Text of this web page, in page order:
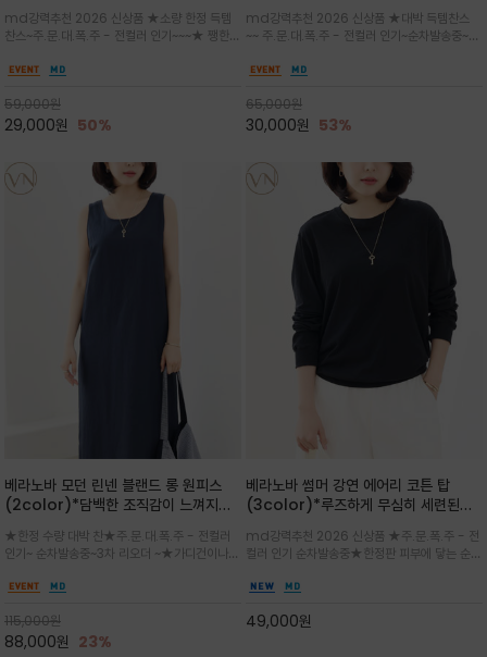
고 자연스러운 멋이 있는 핏으로 여름내
내 편하고 감각적으로 입으세요
md강력추천 2026 신상품 ★소량 한정 득템
찬스~주.문.대.폭.주 - 전컬러 인기~~~★ 쨍한듯
내추럴한 컬러감이 매력적인 티셔츠/여유로운
59,000원
29,000원 50%
워크 (Line Work) & 스케치/감각적
인 아트워크 프린트가 시선을 끄는 루즈
핏 강연티셔츠
md강력추천 2026 신상품 ★대박 득템찬스
~~ 주.문.대.폭.주 - 전컬러 인기~순차발송중~★
한 착용감을 선사하며, 자연스럽게 떨어지는 실루
으로도 포인트가 되며, 데일리 활
65,000원
30,000원 53%
베라노바 모던 린넨 블랜드 롱 원피스
(2color)*담백한 조직감이 느껴지는
롱 원피스
★한정 수량 대박 찬★주.문.대.폭.주 - 전컬러
인기~ 순차발송중~3차 리오더 ~★가디건이나
도 손색이 없고,리조트룩까지 만능/답답하지 않
버하면서도 여리여리한 무
115,000원
88,000원 23%
베라노바 썸머 강연 에어리 코튼 탑
(3color)*루즈하게 무심히 세련된핏/
품은 시원함: 우수한 통기성
md강력추천 2026 신상품 ★주.문.폭.주 - 전
컬러 인기 순차발송중★한정판 피부에 닿는 순간
한 터치감~★여름에 오히려 이런티을 입으셔야
을 즐기실수 있습니다^^
49,000원